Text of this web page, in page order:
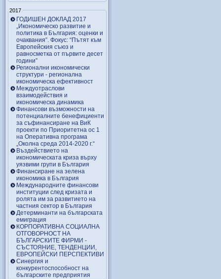
2017
ГОДИШЕН ДОКЛАД 2017
„Икономическо развитие и
политика в България: оценки и
очаквания”. Фокус: “Пътят към
Европейския съюз и
равносметка от първите десет
години”
Регионални икономически
структури - регионална
икономическа ефективност
Междуотраслови
взаимодействия и
икономическа динамика
Финансови възможности на
потенциалните бенефициенти
за съфинансиране на ВиК
проекти по Приоритетна ос 1
на Оперативна програма
„Околна среда 2014-2020 г.“
Въздействието на
икономическата криза върху
уязвими групи в България
Финансиране на зелена
икономика в България
Международните финансови
институции след кризата и
ролята им за развитието на
частния сектор в България
Детерминанти на българската
емиграция
КОРПОРАТИВНА СОЦИАЛНА
ОТГОВОРНОСТ НА
БЪЛГАРСКИТЕ ФИРМИ -
СЪСТОЯНИЕ, ТЕНДЕНЦИИ,
ЕВРОПЕЙСКИ ПЕРСПЕКТИВИ
Синергия и
конкурентоспособност на
българските предприятия